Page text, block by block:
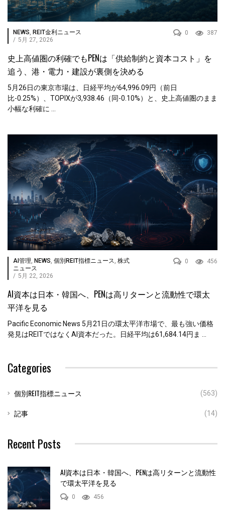
387
0
NEWS REIT金利ニュース
/ 5月 27, 2026
史上高値圏の利確でもPENは「供給制約と資本コスト」を
追う、港・電力・建設が裏側を決める
5月26日の東京市場は、日経平均が64,996.09円（前日
比-0.25%）、TOPIXが3,938.46（同-0.10%）と、史上高値圏のまま
小幅な利確に ...
456
0
AI管理 NEWS 個別REIT指標ニュース 株式
ニュース
/ 5月 22, 2026
AI資本は日本・韓国へ、PENは高リターンと流動性で環太
平洋を見る
Pacific Economic News 5月21日の環太平洋市場で、最も強い価格
発見はREITではなくAI資本だった。日経平均は61,684.14円ま ...
Categories
個別REIT指標ニュース (563)
記事 (14)
Recent Posts
AI資本は日本・韓国へ、PENは高リターンと流動性
で環太平洋を見る
0 456